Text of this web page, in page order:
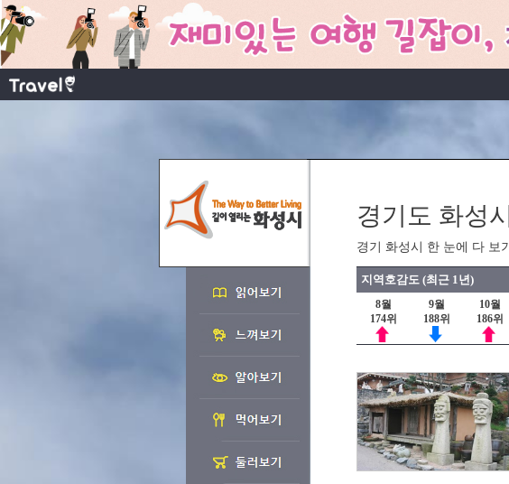
경기도 화성시
경기 화성시 한 눈에 다 보기
지역호감도 (최근 1년)
8월
174위
9월
188위
10월
186위